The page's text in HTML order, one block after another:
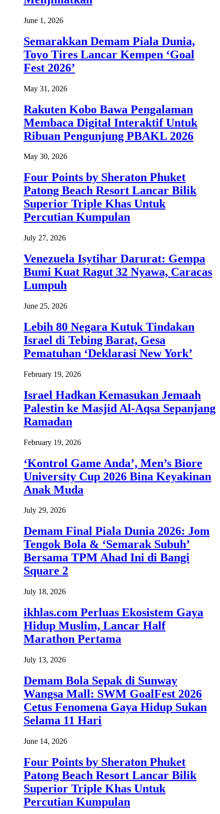
June 1, 2026
Semarakkan Demam Piala Dunia,
Toyo Tires Lancar Kempen ‘Goal
Fest 2026’
May 31, 2026
Rakuten Kobo Bawa Pengalaman
Membaca Digital Interaktif Untuk
Ribuan Pengunjung PBAKL 2026
May 30, 2026
Four Points by Sheraton Phuket
Patong Beach Resort Lancar Bilik
Superior Triple Khas Untuk
Percutian Kumpulan
July 27, 2026
Venezuela Isytihar Darurat: Gempa
Bumi Kuat Ragut 32 Nyawa, Caracas
Lumpuh
June 25, 2026
Lebih 80 Negara Kutuk Tindakan
Israel di Tebing Barat, Gesa
Pematuhan ‘Deklarasi New York’
February 19, 2026
Israel Hadkan Kemasukan Jemaah
Palestin ke Masjid Al-Aqsa Sepanjang
Ramadan
February 19, 2026
‘Kontrol Game Anda’, Men’s Biore
University Cup 2026 Bina Keyakinan
Anak Muda
July 29, 2026
Demam Final Piala Dunia 2026: Jom
Tengok Bola & ‘Semarak Subuh’
Bersama TPM Ahad Ini di Bangi
Square 2
July 18, 2026
ikhlas.com Perluas Ekosistem Gaya
Hidup Muslim, Lancar Half
Marathon Pertama
July 13, 2026
Demam Bola Sepak di Sunway
Wangsa Mall: SWM GoalFest 2026
Cetus Fenomena Gaya Hidup Sukan
Selama 11 Hari
June 14, 2026
Four Points by Sheraton Phuket
Patong Beach Resort Lancar Bilik
Superior Triple Khas Untuk
Percutian Kumpulan